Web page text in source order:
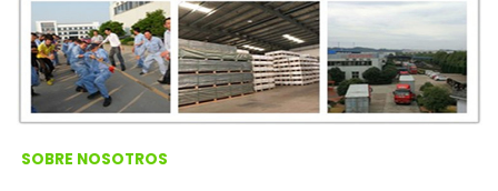
SOBRE NOSOTROS